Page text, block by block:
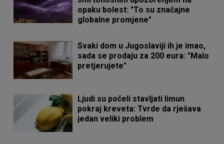
opaku bolest: "To su značajne
globalne promjene"
Svaki dom u Jugoslaviji ih je imao,
sada se prodaju za 200 eura: "Malo
pretjerujete"
Ljudi su počeli stavljati limun
pokraj kreveta: Tvrde da rješava
jedan veliki problem